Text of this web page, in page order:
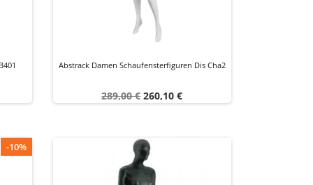
Abstrack Damen Schaufensterfiguren Dis Cha2
Verkaufspreis
289,00 €Preis
260,10 €
-10%